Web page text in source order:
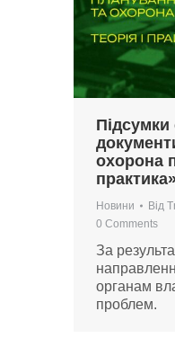
Підсумки
охорона
Новини Від
0 Comments
За
органам
проблем.